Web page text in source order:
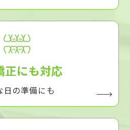
正にも対応
日の準備にも